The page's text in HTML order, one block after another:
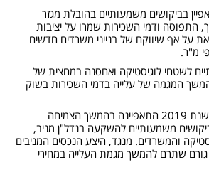
בביקושים משמעותיים בהובלת מגזר
התפוסה ודמי השכירות שמרו על יציבות
שנת 2019 וזאת על אף שיווקם של בנייני משרדים חדשים
מ"ר.
לשטחי לוגיסטיקה ואחסנה במחצית של
תרמו להמשך המגמה של עלייה בדמי השכירות בשוק
המחצית השניה של שנת 2019 התאפיינה בהמשך הצמיחה
משמעותיים להשקעה בנדל"ן מניב,
והמשרדים. מנגד, היצע הנכסים המניבים
שתרם להמשך מגמת העלייה במחירי